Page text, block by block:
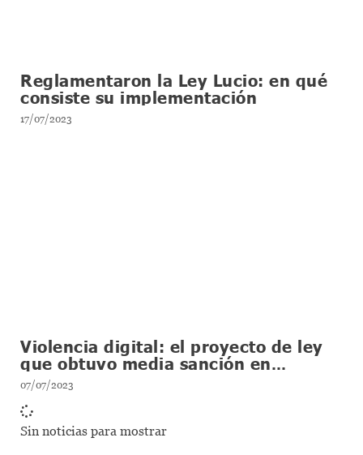
Reglamentaron la Ley Lucio: en qué
consiste su implementación
17/07/2023
Violencia digital: el proyecto de ley
que obtuvo media sanción en
diputados
07/07/2023
Sin noticias para mostrar